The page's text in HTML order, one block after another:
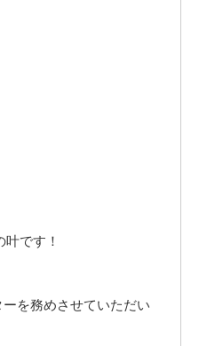
です！
を務めさせていただい